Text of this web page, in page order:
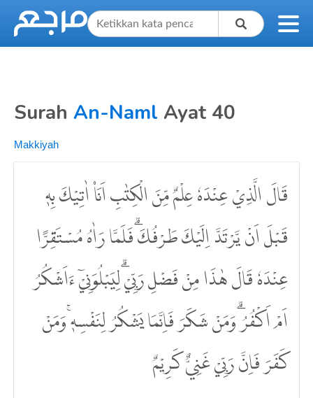
Surah An-Naml Ayat 40
Makkiyah
قَالَ الَّذِيْ عِنْدَهٗ عِلْمٌ مِّنَ الْكِتٰبِ اَنَا۠ اٰتِيْكَ بِهٖ
قَبْلَ اَنْ يَّرْتَدَّ اِلَيْكَ طَرْفُكَۗ فَلَمَّا رَاٰهُ مُسْتَقِرًّا
عِنْدَهٗ قَالَ هٰذَا مِنْ فَضْلِ رَبِّيْۗ لِيَبْلُوَنِيْٓ ءَاَشْكُرُ
اَمْ اَكْفُرُۗ وَمَنْ شَكَرَ فَاِنَّمَا يَشْكُرُ لِنَفْسِهٖۚ وَمَنْ
كَفَرَ فَاِنَّ رَبِّيْ غَنِيٌّ كَرِيْمٌ